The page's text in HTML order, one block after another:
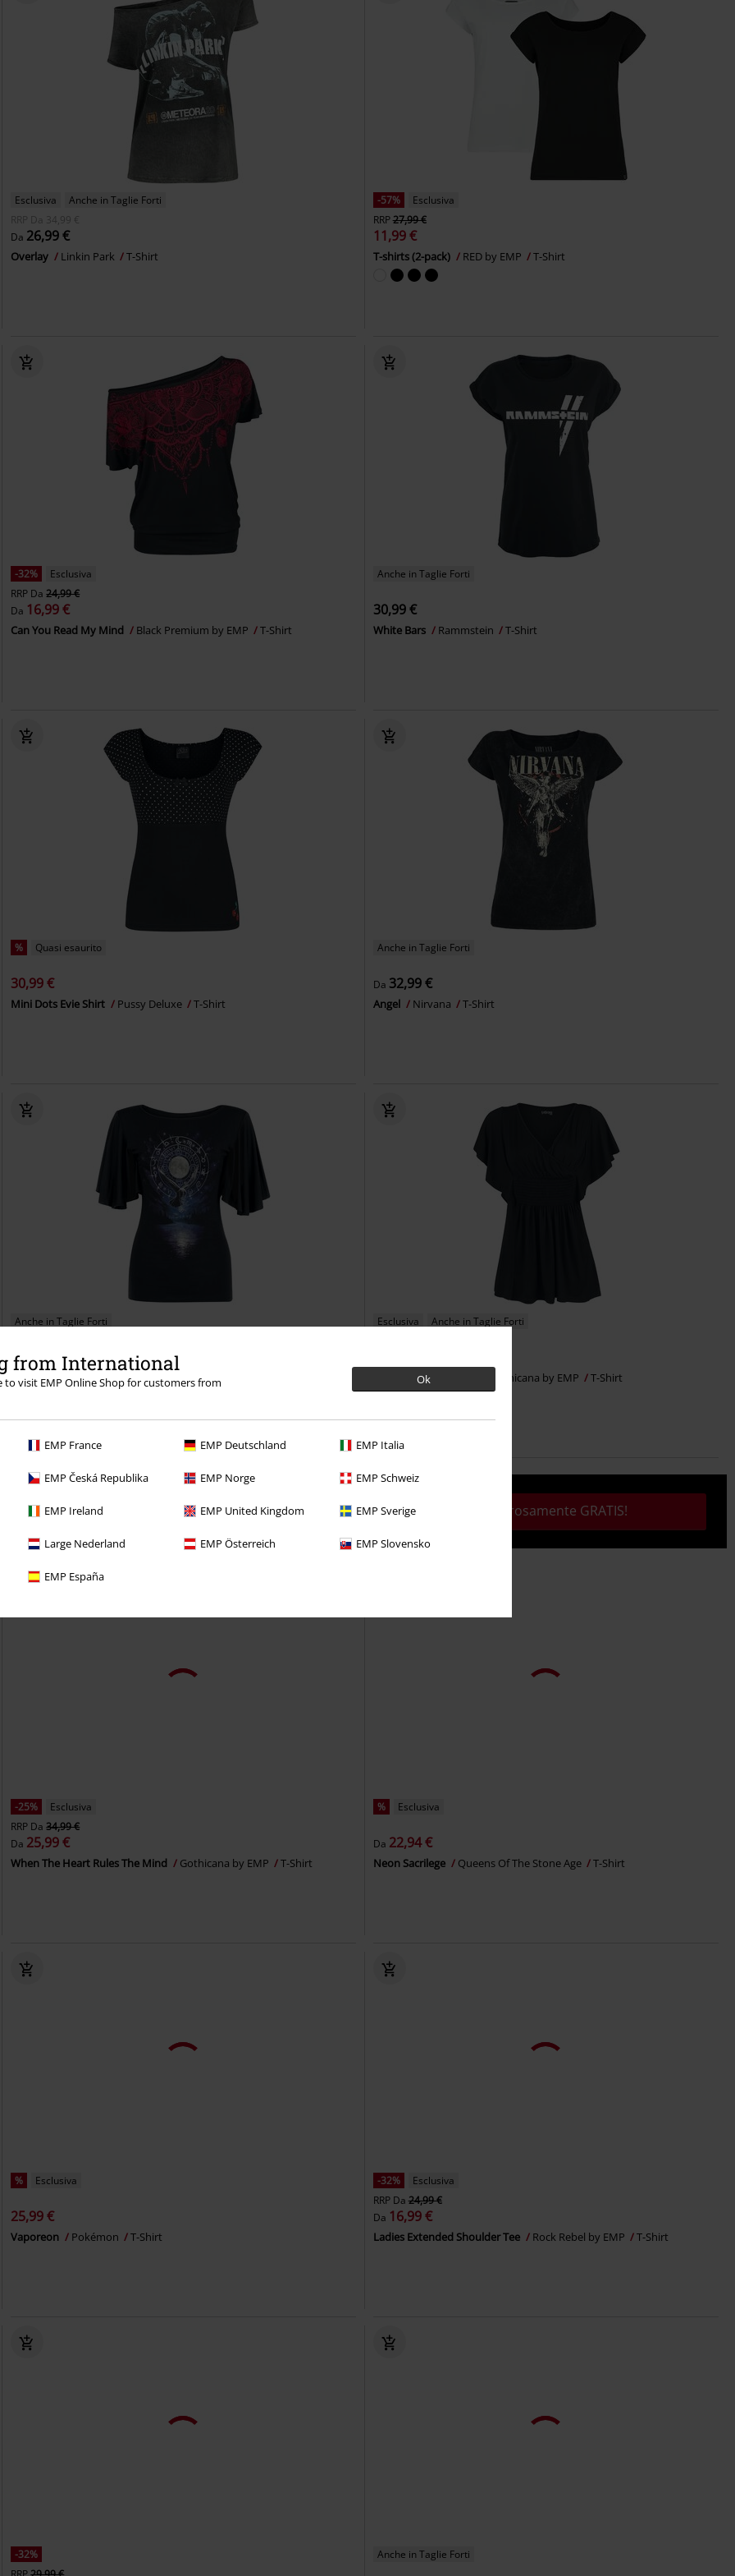
from International
to visit EMP Online Shop for customers from
Ok
EMP France EMP Deutschland EMP Italia
EMP Česká Republika EMP Norge EMP Schweiz
EMP Ireland EMP United Kingdom EMP Sverige
Large Nederland EMP Österreich EMP Slovensko
EMP España
Esclusiva
Anche in Taglie Forti
RRP
Da
34,99 €
Da 26,99 €
Overlay Linkin Park T-Shirt
-57%
Esclusiva
RRP27,99 €
11,99 €
T-shirts (2-pack) RED by EMP T-Shirt
-32%
Esclusiva
RRP Da24,99 €
Da 16,99 €
Can You Read My Mind Black Premium by EMP T-Shirt
Anche in Taglie Forti
30,99 €
White Bars Rammstein T-Shirt
% Quasi esaurito
30,99 €
Mini Dots Evie Shirt Pussy Deluxe T-Shirt
Anche in Taglie Forti
Da 32,99 €
Angel Nirvana T-Shirt
Anche in Taglie Forti
Da29,99 €
Witchcraft Spiral T-Shirt
Esclusiva
Anche in Taglie Forti
Princess Of The Night Gothicana by EMP T-Shirt
speciale: trattati bene e prova per 30 giorni il
CLUB!
Tutto rigorosamente GRATIS!
-25%
Esclusiva
RRP Da34,99 €
Da 25,99 €
When The Heart Rules The Mind Gothicana by EMP T-Shirt
% Esclusiva
Da 22,94 €
Neon Sacrilege Queens Of The Stone Age T-Shirt
% Esclusiva
25,99 €
Vaporeon Pokémon T-Shirt
-32%
Esclusiva
RRP Da 24,99 €
Da 16,99 €
Ladies Extended Shoulder Tee Rock Rebel by EMP T-Shirt
-32%
Anche in Taglie Forti